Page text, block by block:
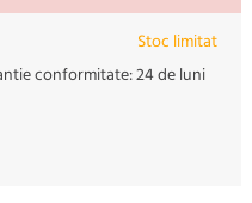
Stoc limitat
conformitate:24 de luni